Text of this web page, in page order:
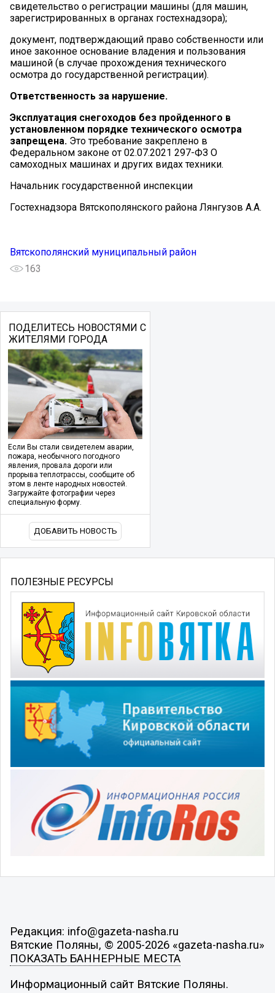
свидетельство о регистрации машины (для машин,
зарегистрированных в органах гостехнадзора);
документ, подтверждающий право собственности или
иное законное основание владения и пользования
машиной (в случае прохождения технического
осмотра до государственной регистрации).
Ответственность за нарушение.
Эксплуатация снегоходов без пройденного в
установленном порядке технического осмотра
запрещена. Это требование закреплено в
Федеральном законе от 02.07.2021 297-ФЗ О
самоходных машинах и других видах техники.
Начальник государственной инспекции
Гостехнадзора Вятскополянского района Лянгузов А.А.
Вятскополянский муниципальный район
163
ПОДЕЛИТЕСЬ НОВОСТЯМИ С
ЖИТЕЛЯМИ ГОРОДА
Если Вы стали свидетелем аварии,
пожара, необычного погодного
явления, провала дороги или
прорыва теплотрассы, сообщите об
этом в ленте народных новостей.
Загружайте фотографии через
специальную форму.
ДОБАВИТЬ НОВОСТЬ
ПОЛЕЗНЫЕ РЕСУРСЫ
Редакция: info@gazeta-nasha.ru
Вятские Поляны, © 2005-2026 «gazeta-nasha.ru»
ПОКАЗАТЬ БАННЕРНЫЕ МЕСТА
Информационный сайт Вятские Поляны.